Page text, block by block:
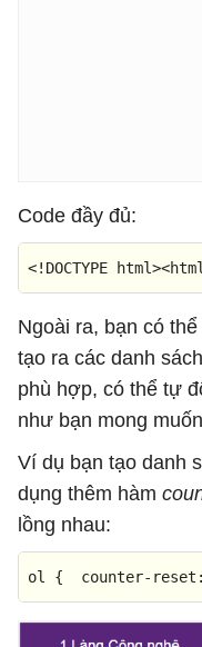
Code đầy đủ:
<!DOCTYPE html><
Ngoài ra, bạn có
tạo ra các danh
phù hợp, có thể tự
như bạn mong
Ví dụ bạn tạo danh
dụng thêm hàm
lồng nhau:
ol { counter-reset